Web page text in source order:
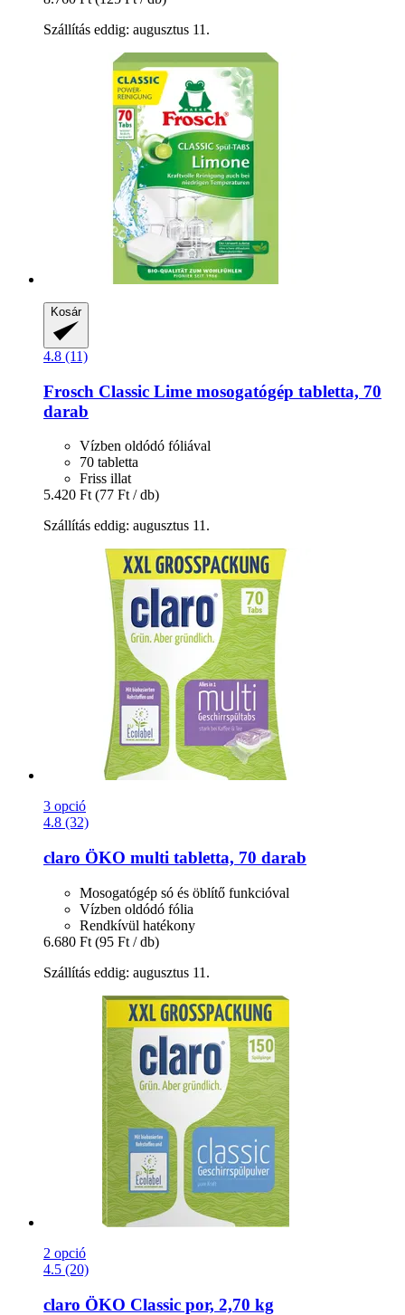
Szállítás eddig: augusztus 11.
Kosár
4.8 (11)
Frosch Classic Lime mosogatógép tabletta, 70
darab
Vízben oldódó fóliával
70 tabletta
Friss illat
5.420 Ft (77 Ft / db)
Szállítás eddig: augusztus 11.
3 opció
4.8 (32)
claro ÖKO multi tabletta, 70 darab
Mosogatógép só és öblítő funkcióval
Vízben oldódó fólia
Rendkívül hatékony
6.680 Ft (95 Ft / db)
Szállítás eddig: augusztus 11.
2 opció
4.5 (20)
claro ÖKO Classic por, 2,70 kg